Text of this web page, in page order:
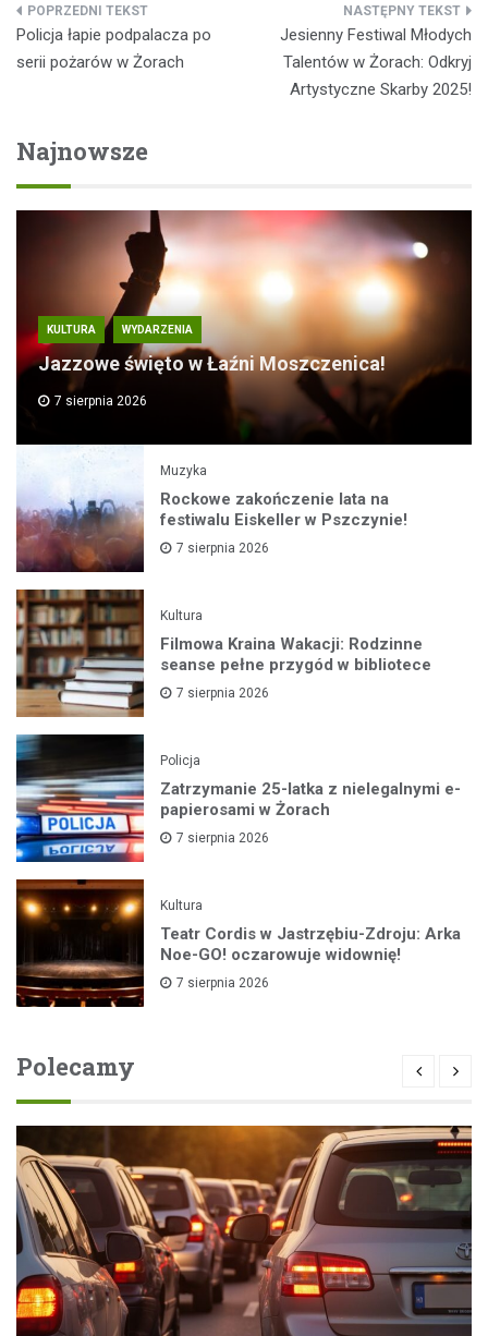
Nawigacja
wpisu
Policja łapie podpalacza po
serii pożarów w Żorach
Jesienny Festiwal Młodych
Talentów w Żorach: Odkryj
Artystyczne Skarby 2025!
Najnowsze
KULTURA WYDARZENIA
Jazzowe święto w Łaźni Moszczenica!
7 sierpnia 2026
Muzyka
Rockowe zakończenie lata na
festiwalu Eiskeller w Pszczynie!
7 sierpnia 2026
Kultura
Filmowa Kraina Wakacji: Rodzinne
seanse pełne przygód w bibliotece
7 sierpnia 2026
Policja
Zatrzymanie 25-latka z nielegalnymi e-
papierosami w Żorach
7 sierpnia 2026
Kultura
Teatr Cordis w Jastrzębiu-Zdroju: Arka
Noe-GO! oczarowuje widownię!
7 sierpnia 2026
Polecamy